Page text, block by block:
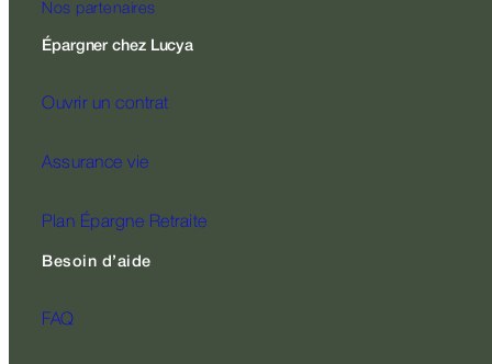
Nos partenaires
Épargner chez Lucya
Ouvrir un contrat
Assurance vie
Plan Épargne Retraite
Besoin d’aide
FAQ